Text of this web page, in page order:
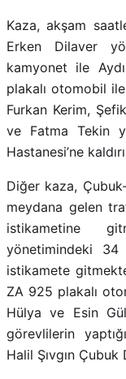
Kaza, akşam
Erken Dilaver
kamyonet ile
plakalı otomobil
Furkan Kerim,
ve Fatma Tekin
Hastanesi’ne
Diğer kaza,
meydana gelen
istikametine
yönetimindeki
istikamete
ZA 925 plakalı
Hülya ve Esin
görevlilerin
Halil Şıvgın Çubuk